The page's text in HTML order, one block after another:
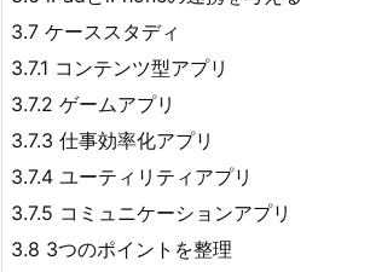
3.7 ケーススタディ
3.7.1 コンテンツ型アプリ
3.7.2 ゲームアプリ
3.7.3 仕事効率化アプリ
3.7.4 ユーティリティアプリ
3.7.5 コミュニケーションアプリ
3.8 3つのポイントを整理